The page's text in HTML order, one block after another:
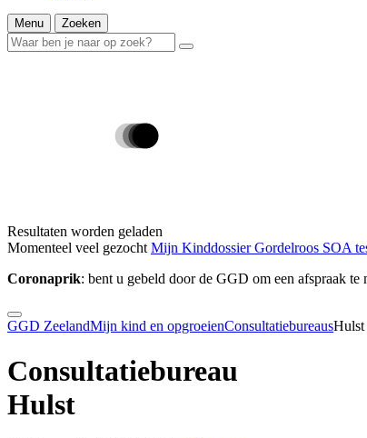
Menu Zoeken
Resultaten worden geladen
Momenteel veel gezocht Mijn KinddossierGordelroos SOA
Coronaprik: bent u gebeld door de GGD om een afspraak te
GGD ZeelandMijn kind en opgroeienConsultatiebureausHulst
Consultatiebureau
Hulst